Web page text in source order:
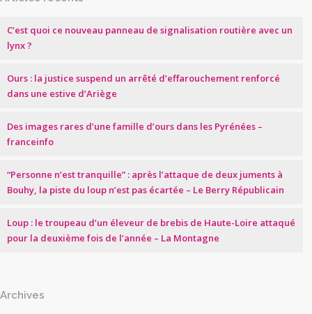
C’est quoi ce nouveau panneau de signalisation routière avec un
lynx ?
Ours : la justice suspend un arrêté d’effarouchement renforcé
dans une estive d’Ariège
Des images rares d’une famille d’ours dans les Pyrénées –
franceinfo
“Personne n’est tranquille” : après l’attaque de deux juments à
Bouhy, la piste du loup n’est pas écartée – Le Berry Républicain
Loup : le troupeau d’un éleveur de brebis de Haute-Loire attaqué
pour la deuxième fois de l’année – La Montagne
Archives